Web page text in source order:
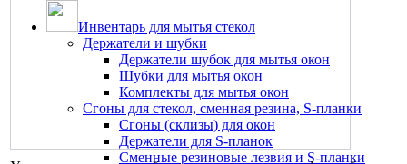
Инвентарь для мытья стекол
Держатели и шубки
Держатели шубок для мытья окон
Шубки для мытья окон
Комплекты для мытья окон
Сгоны для стекол, сменная резина, S-планки
Сгоны (склизы) для окон
Держатели для S-планок
Сменные резиновые лезвия и S-планки